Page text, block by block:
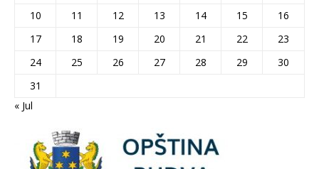
10
11 12 13 14 15
16
17
18 19 20 21 22
23
24
25 26 27 28 29
30
31
« Jul